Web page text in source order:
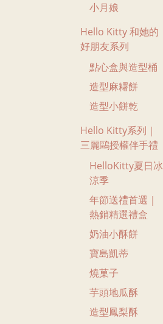
小月娘
Hello Kitty 和她的
好朋友系列
點心盒與造型桶
造型麻糬餅
造型小餅乾
Hello Kitty系列｜
三麗鷗授權伴手禮
HelloKitty夏日冰
涼季
年節送禮首選｜
熱銷精選禮盒
奶油小酥餅
寶島凱蒂
燒菓子
芋頭地瓜酥
造型鳳梨酥